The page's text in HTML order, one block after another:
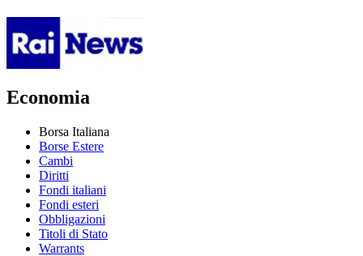
Economia
Borsa Italiana
Borse Estere
Cambi
Diritti
Fondi italiani
Fondi esteri
Obbligazioni
Titoli di Stato
Warrants